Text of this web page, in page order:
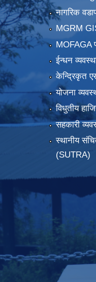
नागरिक
MGRM
MOFAGA
ईन्धन
केन्द्रिकृत
योजना
विधुतीय
सहकारी
स्थानीय
(SUTRA)